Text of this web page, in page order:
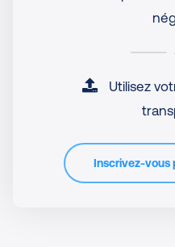
Utilisez
Inscrivez-vous